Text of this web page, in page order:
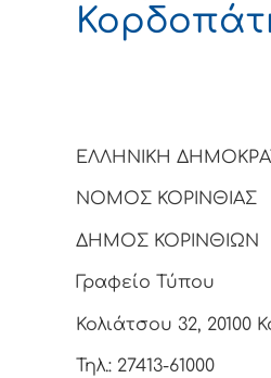
ΕΛΛΗΝΙΚΗ
ΝΟΜΟΣ ΚΟΡΙΝΘΙΑΣ
ΔΗΜΟΣ ΚΟΡΙΝΘΙΩΝ
Γραφείο Τύπου
Κολιάτσου 32, 20100
Τηλ.: 27413-61000